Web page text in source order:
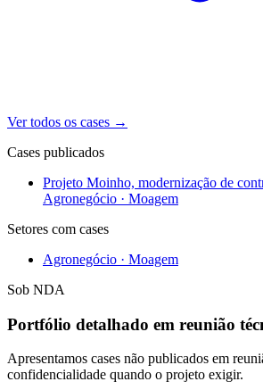
Ver todos os cases →
Cases publicados
Projeto Moinho, modernização de
Agronegócio · Moagem
Setores com cases
Agronegócio · Moagem
Sob NDA
Portfólio detalhado em reunião
Apresentamos cases não publicados em
confidencialidade quando o projeto exigir.